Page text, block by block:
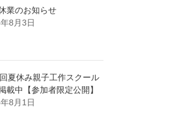
業のお知らせ
8月3日
夏休み親子工作スクール
載中【参加者限定公開】
8月1日